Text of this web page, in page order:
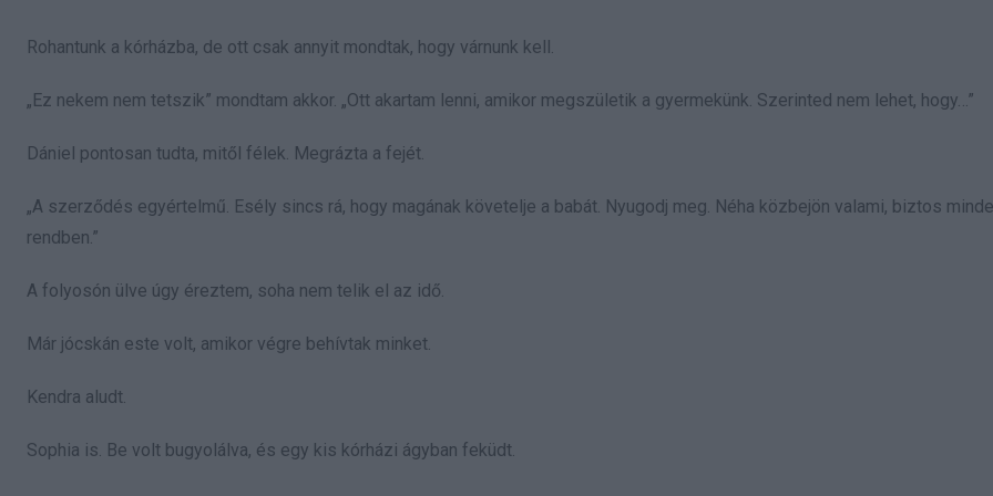
Rohantunk a kórházba, de ott csak annyit mondtak, hogy várnunk kell.
„Ez nekem nem tetszik” mondtam akkor. „Ott akartam lenni, amikor megszületik a gyermekünk. Szerinted nem lehet, hogy…”
Dániel pontosan tudta, mitől félek. Megrázta a fejét.
„A szerződés egyértelmű. Esély sincs rá, hogy magának követelje a babát. Nyugodj meg. Néha közbejön valami, biztos
rendben.”
A folyosón ülve úgy éreztem, soha nem telik el az idő.
Már jócskán este volt, amikor végre behívtak minket.
Kendra aludt.
Sophia is. Be volt bugyolálva, és egy kis kórházi ágyban feküdt.